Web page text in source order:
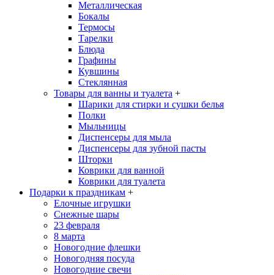
Металлическая
Бокалы
Термосы
Тарелки
Блюда
Графины
Кувшины
Стеклянная
Товары для ванны и туалета +
Шарики для стирки и сушки белья
Полки
Мыльницы
Диспенсеры для мыла
Диспенсеры для зубной пасты
Шторки
Коврики для ванной
Коврики для туалета
Подарки к праздникам +
Елочные игрушки
Снежные шары
23 февраля
8 марта
Новогодние флешки
Новогодняя посуда
Новогодние свечи